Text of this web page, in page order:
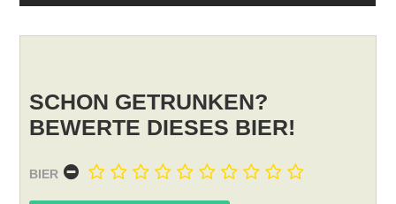
SCHON GETRUNKEN?
BEWERTE DIESES BIER!
BIER